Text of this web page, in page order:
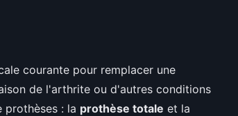
courante pour remplacer une
de l'arthrite ou d'autres conditions
prothèses : la prothèse totale et la